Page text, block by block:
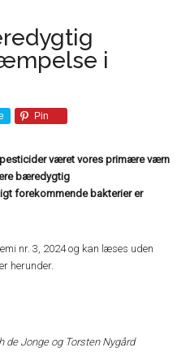
i
Pin
været vores primære værn
bæredygtig
forekommende bakterier er
nr. 3, 2024 og kan læses uden
herunder.
de Jonge og Torsten Nygård